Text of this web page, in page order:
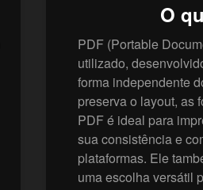
O
PDF (Portable
utilizado,
forma independente
preserva o layout, as
PDF é ideal para
sua consistência e
plataformas. Ele
uma escolha versátil